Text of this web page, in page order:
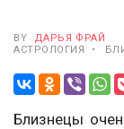
BY
ДАРЬЯ ФРАЙ
АСТРОЛОГИЯ
•
Близнецы